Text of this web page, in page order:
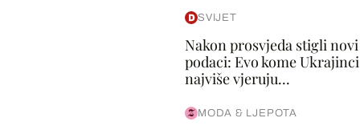
SVIJET
Nakon prosvjeda stigli novi
podaci: Evo kome Ukrajinci
najviše vjeruju...
MODA & LJEPOTA